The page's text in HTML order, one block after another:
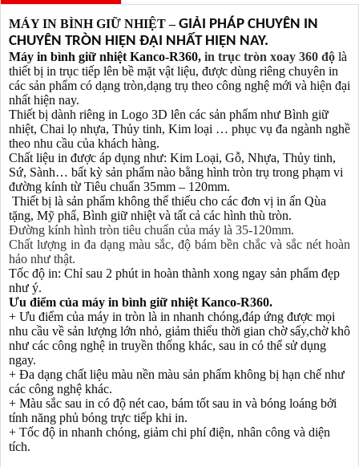
MÁY IN BÌNH GIỮ NHIỆT–GIẢI PHÁP CHUYÊN IN
CHUYÊN TRÒN HIỆN ĐẠI NHẤT HIỆN NAY.
Máy in bình giữ nhiệt Kanco-R360, in trục tròn xoay 360 độ là
thiết bị in trục tiếp lên bề mặt vật liệu, được dùng riêng chuyên in
các sản phẩm có dạng tròn,dạng trụ theo công nghệ mới và hiện đại
nhất hiện nay.
Thiết bị dành riêng in Logo 3D lên các sản phẩm như Bình giữ
nhiệt, Chai lọ nhựa, Thủy tinh, Kim loại … phục vụ đa ngành nghề
theo nhu cầu của khách hàng.
Chất liệu in được áp dụng như: Kim Loại, Gỗ, Nhựa, Thủy tinh,
Sứ, Sành… bất kỳ sản phẩm nào bằng hình tròn trụ trong phạm vi
đường kính từ Tiêu chuẩn 35mm – 120mm.
Thiết bị là sản phẩm không thể thiếu cho các đơn vị in ấn Qùa
tặng, Mỹ phẩ, Bình giữ nhiệt và tất cả các hình thù tròn.
Đường kính hình tròn tiêu chuẩn của máy là 35-120mm.
Chất lượng in đa dạng màu sắc, độ bám bền chắc và sắc nét hoàn
hảo như thật.
Tốc độ in: Chỉ sau 2 phút in hoàn thành xong ngay sản phẩm đẹp
như ý.
Ưu điểm của máy in bình giữ nhiệt Kanco-R360.
+ Ưu điểm của máy in tròn là in nhanh chóng,đáp ứng được mọi
nhu cầu về sản lượng lớn nhỏ, giảm thiểu thời gian chờ sấy,chờ khô
như các công nghệ in truyền thống khác, sau in có thể sử dụng
ngay.
+ Đa dạng chất liệu màu nền màu sản phẩm không bị hạn chế như
các công nghệ khác.
+ Màu sắc sau in có độ nét cao, bám tốt sau in và bóng loáng bởi
tính năng phủ bóng trực tiếp khi in.
+ Tốc độ in nhanh chóng, giảm chi phí điện, nhân công và diện
tích.